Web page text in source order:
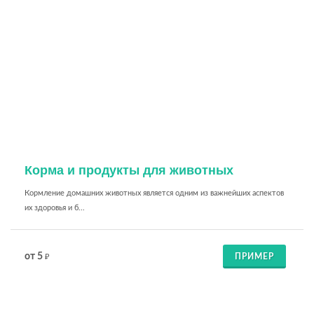
Корма и продукты для животных
Кормление домашних животных является одним из важнейших аспектов
их здоровья и б...
от 5 ₽ ПРИМЕР